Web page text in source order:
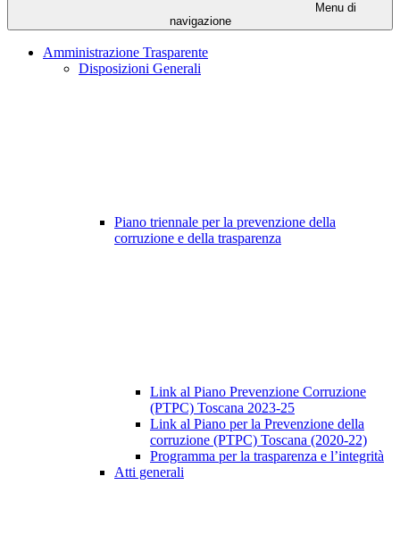
Menu di
navigazione
Amministrazione Trasparente
Disposizioni Generali
Piano triennale per la prevenzione della
corruzione e della trasparenza
Link al Piano Prevenzione Corruzione
(PTPC) Toscana 2023-25
Link al Piano per la Prevenzione della
corruzione (PTPC) Toscana (2020-22)
Programma per la trasparenza e l’integrità
Atti generali